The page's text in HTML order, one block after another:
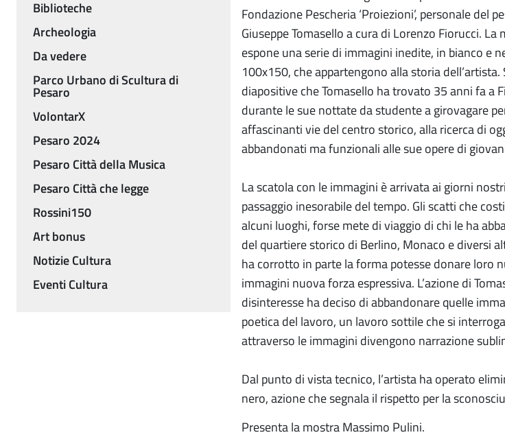
Fondazione Pescheria ‘Proiezioni’, personale del
Giuseppe Tomasello a cura di Lorenzo Fiorucci. La
espone una serie di immagini inedite, in bianco e
100x150, che appartengono alla storia
diapositive che Tomasello ha trovato 35 anni fa a
durante le sue nottate da studente a girovagare
affascinanti vie del centro storico, alla ricerca di
abbandonati ma funzionali alle sue opere di
La scatola con le immagini è arrivata ai giorni
passaggio inesorabile del tempo. Gli scatti che
alcuni luoghi, forse mete di viaggio di chi le ha
del quartiere storico di Berlino, Monaco e diversi
ha corrotto in parte la forma potesse donare loro
immagini nuova forza espressiva. L’azione di
disinteresse ha deciso di abbandonare quelle
poetica del lavoro, un lavoro sottile che si
attraverso le immagini divengono narrazione
Dal punto di vista tecnico, l’artista ha operato
nero, azione che segnala il rispetto per la
Presenta la mostra Massimo Pulini.
Biblioteche
Archeologia
Da vedere
Parco Urbano di Scultura di
Pesaro
VolontarX
Pesaro 2024
Pesaro Città della Musica
Pesaro Città che legge
Rossini150
Art bonus
Notizie Cultura
Eventi Cultura